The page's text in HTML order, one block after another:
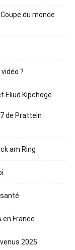
du monde
?
Eliud Kipchoge
de Pratteln
am Ring
France
2025